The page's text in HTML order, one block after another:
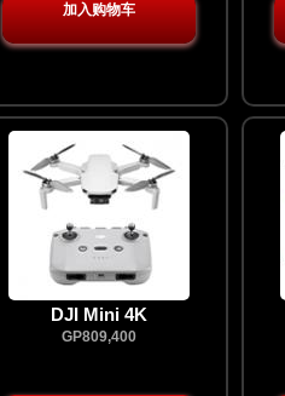
加入购物车
DJI Mini 4K
GP809,400